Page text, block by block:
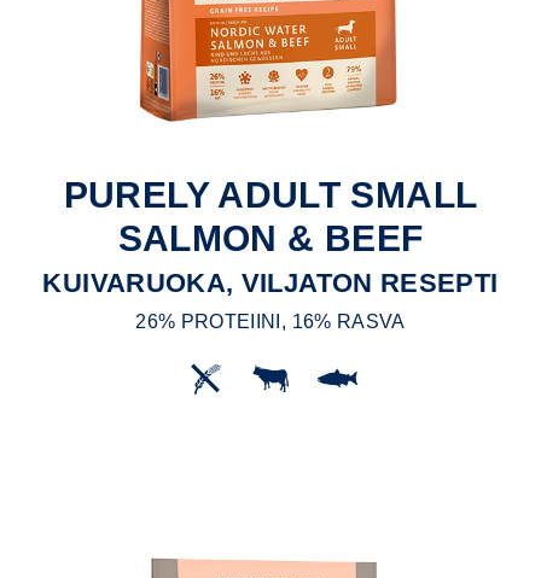
PURELY ADULT SMALL
SALMON & BEEF
KUIVARUOKA, VILJATON RESEPTI
26% PROTEIINI, 16% RASVA